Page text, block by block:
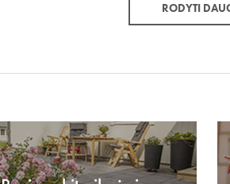
RODYTI